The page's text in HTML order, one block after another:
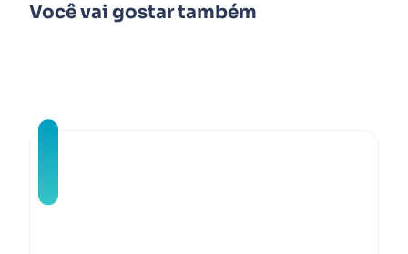
Você vai gostar também